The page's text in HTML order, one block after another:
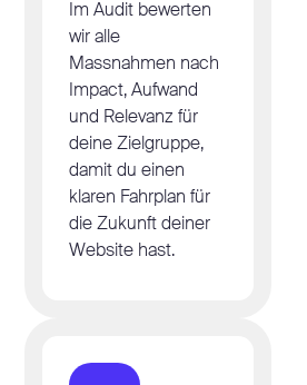
Im Audit bewerten
wir alle
Massnahmen nach
Impact, Aufwand
und Relevanz für
deine Zielgruppe,
damit du einen
klaren Fahrplan für
die Zukunft deiner
Website hast.